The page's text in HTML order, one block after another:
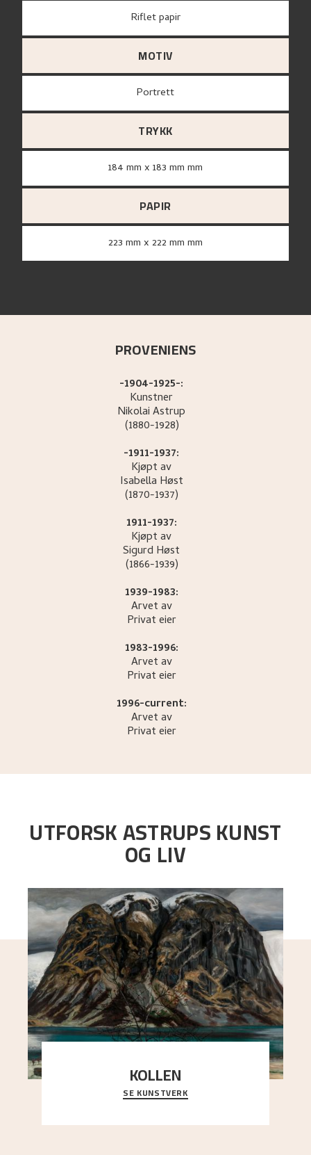
Riflet papir
MOTIV
Portrett
TRYKK
184 mm x 183 mm mm
PAPIR
223 mm x 222 mm mm
PROVENIENS
-1904-1925-:
Kunstner
NikolaiAstrup
(1880-1928)
-1911-1937:
Kjøpt av
Isabella Høst
(1870-1937)
1911-1937:
Kjøpt av
Sigurd Høst
(1866-1939)
1939-1983:
Arvet av
Privat eier
1983-1996:
Arvet av
Privat eier
1996-current:
Arvet av
Privat eier
UTFORSK ASTRUPS KUNST
OG LIV
KOLLEN
Et ruvende fjell dominerer bildeflaten, og står i
sterk kontrast til det spinkle rognetreet ute
SE KUNSTVERK